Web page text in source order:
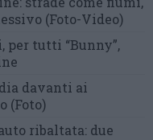
(Foto-Video)
per tutti “Bunny”,
davanti ai
(Foto)
ribaltata: due